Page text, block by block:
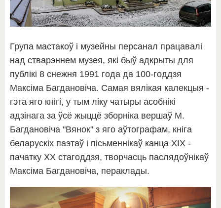
Група мастакоў і музейны персанал працавалі
над стварэннем музея, які быў адкрыты для
публікі 8 снежня 1991 года да 100-годдзя
Максіма Багдановіча. Самая вялікая калекцыя -
гэта яго кнігі, у тым ліку чатыры асобнікі
адзінага за ўсё жыццё зборніка вершаў М.
Багдановіча "Вянок" з яго аўтографам, кніга
беларускіх паэтаў і пісьменнікаў канца XIX -
пачатку XX стагоддзя, творчасць паслядоўнікаў
Максіма Багдановіча, пераклады.